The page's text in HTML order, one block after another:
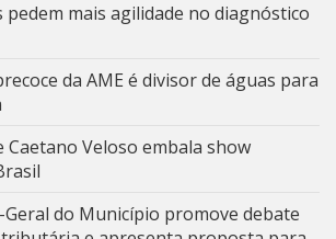
pedem mais agilidade no diagnóstico
da AME é divisor de águas para
Caetano Veloso embala show
do Município promove debate